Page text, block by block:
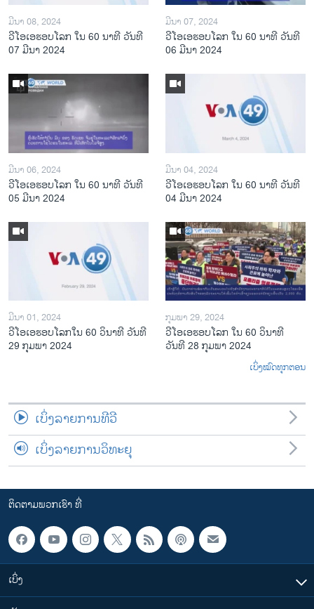
ມີນາ 08, 2024
ວີໂອເອຮອບໂລກ ໃນ 60 ນາທີ ວັນທີ
07 ມີນາ 2024
ມີນາ 07, 2024
ວີໂອເອຮອບໂລກ ໃນ 60 ນາທີ ວັນທີ
06 ມີນາ 2024
ມີນາ 06, 2024
ວີໂອເອຮອບໂລກ ໃນ 60 ນາທີ ວັນທີ
05 ມີນາ 2024
ມີນາ 04, 2024
ວີໂອເອຮອບໂລກ ໃນ 60 ນາທີ ວັນທີ
04 ມີນາ 2024
ມີນາ 01, 2024
ວີໂອເອຮອບໂລກໃນ 60 ວິນາທີ ວັນທີ
29 ກຸມພາ 2024
ກຸມພາ 29, 2024
ວີໂອເອຮອບໂລກ ໃນ 60 ວິນາທີ
ວັນທີ 28 ກຸມພາ 2024
ເບິ່ງໝົດທຸກຕອນ
ເບິ່ງລາຍການທີວີ
ເບິ່ງລາຍການວິທະຍຸ
ຕິດຕາມພວກເຮົາ ທີ່
ເບິ່ງ